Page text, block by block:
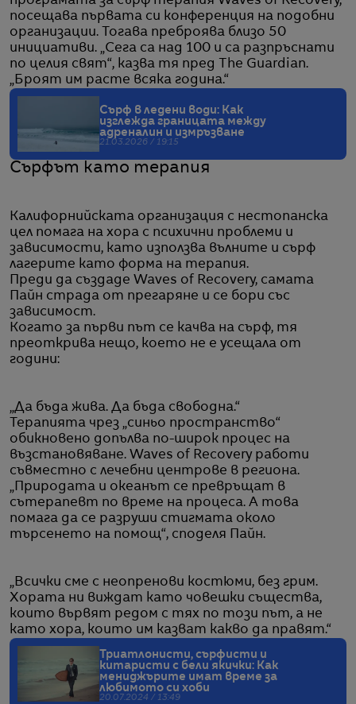
посещава първата си конференция на подобни
организации. Тогава преброява близо 50
инициативи. „Сега са над 100 и са разпръснати
по целия свят“, казва тя пред The Guardian.
„Броят им расте всяка година.“
Сърф в ледени води: Как
изглежда границата между
адреналин и измръзване
21.03.2026 / 19:15
Сърфът като терапия
Калифорнийската организация с нестопанска
цел помага на хора с психични проблеми и
зависимости, като използва вълните и сърф
лагерите като форма на терапия.
Преди да създаде Waves of Recovery, самата
Пайн страда от прегаряне и се бори със
зависимост.
Когато за първи път се качва на сърф, тя
преоткрива нещо, което не е усещала от
години:
„Да бъда жива. Да бъда свободна.“
Терапията чрез „синьо пространство“
обикновено допълва по-широк процес на
възстановяване. Waves of Recovery работи
съвместно с лечебни центрове в региона.
„Природата и океанът се превръщат в
сътерапевт по време на процеса. А това
помага да се разруши стигмата около
търсенето на помощ“, споделя Пайн.
„Всички сме с неопренови костюми, без грим.
Хората ни виждат като човешки същества,
които вървят редом с тях по този път, а не
като хора, които им казват какво да правят.“
Триатлонисти, сърфисти и
китаристи с бели якички: Как
мениджърите имат време за
любимото си хоби
20.07.2024 / 13:49